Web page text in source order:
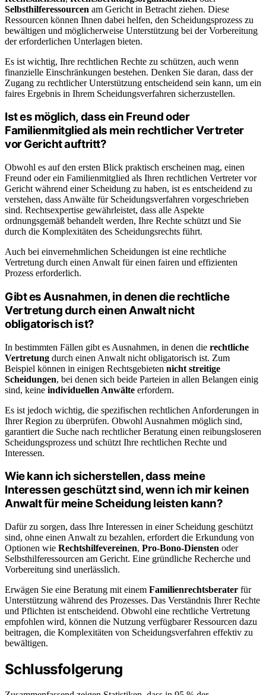
Selbsthilferessourcen am Gericht in Betracht ziehen. Diese
Ressourcen können Ihnen dabei helfen, den Scheidungsprozess zu
bewältigen und möglicherweise Unterstützung bei der Vorbereitung
der erforderlichen Unterlagen bieten.
Es ist wichtig, Ihre rechtlichen Rechte zu schützen, auch wenn
finanzielle Einschränkungen bestehen. Denken Sie daran, dass der
Zugang zu rechtlicher Unterstützung entscheidend sein kann, um ein
faires Ergebnis in Ihrem Scheidungsverfahren sicherzustellen.
Ist es möglich, dass ein Freund oder
Familienmitglied als mein rechtlicher Vertreter
vor Gericht auftritt?
Obwohl es auf den ersten Blick praktisch erscheinen mag, einen
Freund oder ein Familienmitglied als Ihren rechtlichen Vertreter vor
Gericht während einer Scheidung zu haben, ist es entscheidend zu
verstehen, dass Anwälte für Scheidungsverfahren vorgeschrieben
sind. Rechtsexpertise gewährleistet, dass alle Aspekte
ordnungsgemäß behandelt werden, Ihre Rechte schützt und Sie
durch die Komplexitäten des Scheidungsrechts führt.
Auch bei einvernehmlichen Scheidungen ist eine rechtliche
Vertretung durch einen Anwalt für einen fairen und effizienten
Prozess erforderlich.
Gibt es Ausnahmen, in denen die rechtliche
Vertretung durch einen Anwalt nicht
obligatorisch ist?
In bestimmten Fällen gibt es Ausnahmen, in denen die rechtliche
Vertretung durch einen Anwalt nicht obligatorisch ist. Zum
Beispiel können in einigen Rechtsgebieten nicht streitige
Scheidungen, bei denen sich beide Parteien in allen Belangen einig
sind, keine individuellen Anwälte erfordern.
Es ist jedoch wichtig, die spezifischen rechtlichen Anforderungen in
Ihrer Region zu überprüfen. Obwohl Ausnahmen möglich sind,
garantiert die Suche nach rechtlicher Beratung einen reibungsloseren
Scheidungsprozess und schützt Ihre rechtlichen Rechte und
Interessen.
Wie kann ich sicherstellen, dass meine
Interessen geschützt sind, wenn ich mir keinen
Anwalt für meine Scheidung leisten kann?
Dafür zu sorgen, dass Ihre Interessen in einer Scheidung geschützt
sind, ohne einen Anwalt zu bezahlen, erfordert die Erkundung von
Optionen wie Rechtshilfevereinen, Pro-Bono-Diensten oder
Selbsthilferessourcen am Gericht. Eine gründliche Recherche und
Vorbereitung sind unerlässlich.
Erwägen Sie eine Beratung mit einem Familienrechtsberater für
Unterstützung während des Prozesses. Das Verständnis Ihrer Rechte
und Pflichten ist entscheidend. Obwohl eine rechtliche Vertretung
empfohlen wird, können die Nutzung verfügbarer Ressourcen dazu
beitragen, die Komplexitäten von Scheidungsverfahren effektiv zu
bewältigen.
Schlussfolgerung